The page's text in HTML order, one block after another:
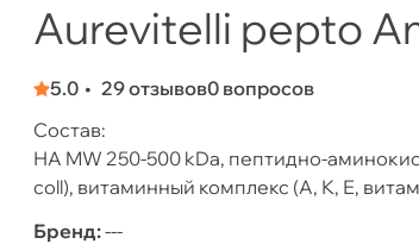
Aurevitelli pepto
5.0 29 отзывов0 вопросов
Состав:
НA MW 250-500 kDa, пептидно-
coll), витаминный комплекс (А, К, Е,
Бренд:---